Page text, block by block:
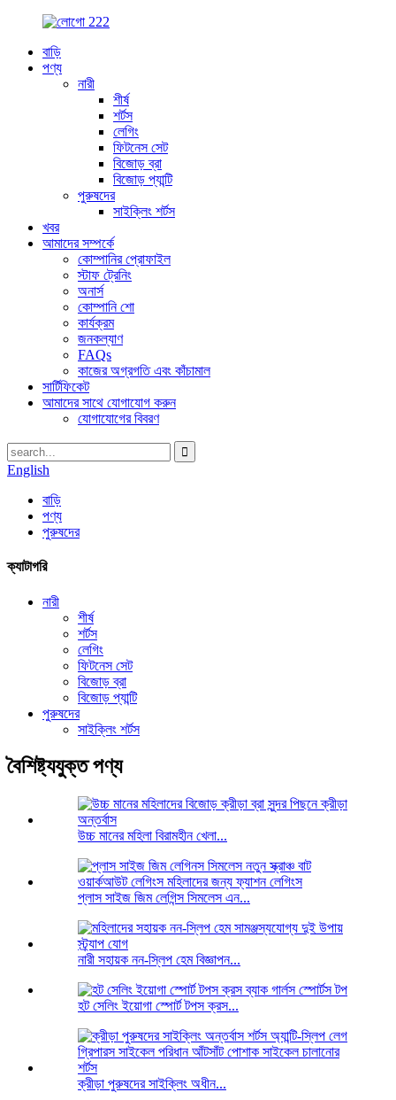
বাড়ি
পণ্য
নারী
শীর্ষ
শর্টস
লেগিং
ফিটনেস সেট
বিজোড় ব্রা
বিজোড় প্যান্টি
পুরুষদের
সাইক্লিং শর্টস
খবর
আমাদের সম্পর্কে
কোম্পানির প্রোফাইল
স্টাফ ট্রেনিং
অনার্স
কোম্পানি শো
কার্যক্রম
জনকল্যাণ
FAQs
কাজের অগ্রগতি এবং কাঁচামাল
সার্টিফিকেট
আমাদের সাথে যোগাযোগ করুন
যোগাযোগের বিবরণ
English
বাড়ি
পণ্য
পুরুষদের
ক্যাটাগরি
নারী
শীর্ষ
শর্টস
লেগিং
ফিটনেস সেট
বিজোড় ব্রা
বিজোড় প্যান্টি
পুরুষদের
সাইক্লিং শর্টস
বৈশিষ্ট্যযুক্ত পণ্য
উচ্চ মানের মহিলা বিরামহীন খেলা...
প্লাস সাইজ জিম লেগিন্স সিমলেস এন...
নারী সহায়ক নন-স্লিপ হেম বিজ্ঞাপন...
হট সেলিং ইয়োগা স্পোর্ট টপস ক্রস...
ক্রীড়া পুরুষদের সাইক্লিং অধীন...